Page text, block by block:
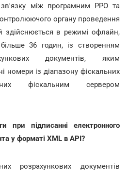
зв'язку між програмним РРО та
органу проведення
здійснюється в режимі офлайн,
36 годин, із створенням
документів, яким
номери із діапазону фіскальних
фіскальним сервером
при підписанні електронного
у форматі XML в API?
розрахункових документів